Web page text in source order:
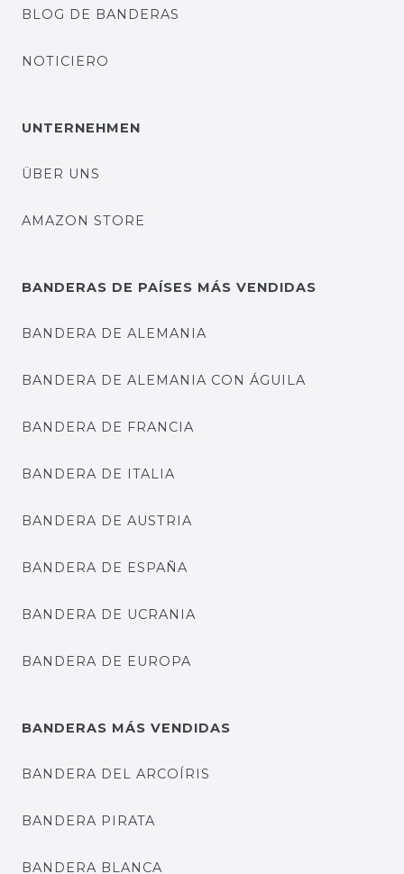
BLOG DE BANDERAS
NOTICIERO
UNTERNEHMEN
ÜBER UNS
AMAZON STORE
BANDERAS DE PAÍSES MÁS VENDIDAS
BANDERA DE ALEMANIA
BANDERA DE ALEMANIA CON ÁGUILA
BANDERA DE FRANCIA
BANDERA DE ITALIA
BANDERA DE AUSTRIA
BANDERA DE ESPAÑA
BANDERA DE UCRANIA
BANDERA DE EUROPA
BANDERAS MÁS VENDIDAS
BANDERA DEL ARCOÍRIS
BANDERA PIRATA
BANDERA BLANCA